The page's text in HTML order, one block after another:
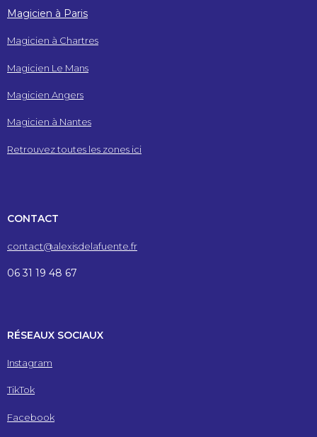
Magicien à Paris
Magicien à Chartres
Magicien Le Mans
Magicien Angers
Magicien à Nantes
Retrouvez toutes les zones ici
CONTACT
contact@alexisdelafuente.fr
06 31 19 48 67
RÉSEAUX SOCIAUX
Instagram
TikTok
Facebook